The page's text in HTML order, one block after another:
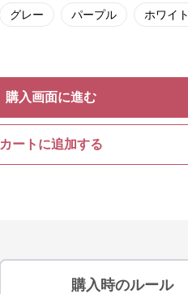
グレー パープル ホワイト
購入画面に進む
カートに追加する
購入時のルール